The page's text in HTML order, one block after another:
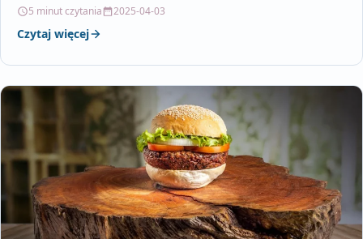
5 minut czytania 2025-04-03
Czytaj więcej